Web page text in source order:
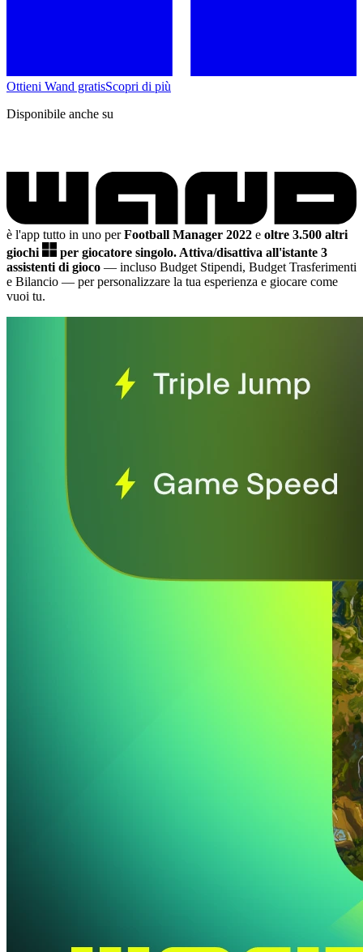
Ottieni Wand gratisScopri di più
Disponibile anche su
è l'app tutto in uno perFootball Manager 2022 e oltre 3.500 altri
giochi
per giocatore singolo. Attiva/disattiva all'istante 3
assistenti di gioco — incluso Budget Stipendi, Budget Trasferimenti
e Bilancio — per personalizzare la tua esperienza e giocare come
vuoi tu.